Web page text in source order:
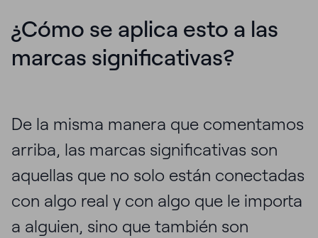
¿Cómo se aplica esto a las
marcas significativas?
De la misma manera que comentamos
arriba, las marcas significativas son
aquellas que no solo están conectadas
con algo real y con algo que le importa
a alguien, sino que también son